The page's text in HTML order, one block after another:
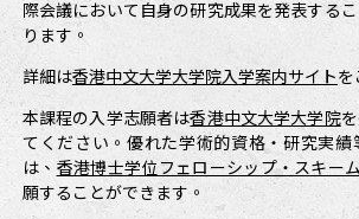
際会議において自身の研究成果を発表する
ります。
詳細は香港中文大学大学院入学案内サイトを
本課程の入学志願者は香港中文大学大学院
てください。優れた学術的資格・研究実績
は、 香港博士学位フェローシップ・スキー
願することができます。